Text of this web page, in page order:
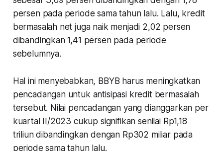
persen pada periode sama tahun lalu. Lalu, kredit
bermasalah net juga naik menjadi 2,02 persen
dibandingkan 1,41 persen pada periode
sebelumnya.
Hal ini menyebabkan, BBYB harus meningkatkan
pencadangan untuk antisipasi kredit bermasalah
tersebut. Nilai pencadangan yang dianggarkan per
kuartal II/2023 cukup signifikan senilai Rp1,18
triliun dibandingkan dengan Rp302 miliar pada
periode sama tahun lalu.